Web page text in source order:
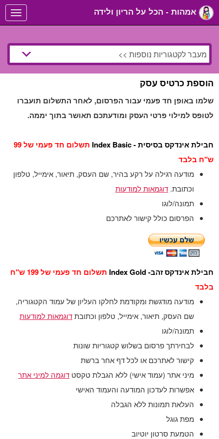
Toggle
navigation
הוספת כרטיס עסק
שלמו באופן חד פעמי עבור הפרסום, לאחר התשלום תועברו
לטופס למילוי פרטי העסק ומודעתכם תאושר בתוך יממה.
חבילת אינדקס בסיסית - Index Basic
תשלום חד פעמי של 99
ש"ח בלבד
מודעה רגילה על רקע בהיר, שם העסק, תיאור, אימייל, טלפון
וכתובת. דוגמאות למודעות
תמונה/לוגו
הפרסום כולל קישור לאתרכם
חבילת אינדקס זהב- Index Gold
תשלום חד פעמי של 199 ש"ח
בלבד
מודעה מודגשת ומקודמת לחלקו העליון של עמוד הקטגוריה,
שם העסק, תיאור, אימייל, טלפון וכתובתדוגמאות למודעות
תמונה/לוגו
לבחירתך פרסום בשלוש קטגוריות שונות
קישור לאתרכם או לכל דף אחר ברשת
מיני אתר (עמוד אישי) ללא הגבלת טקסט דוגמה למיני אתר
אפשרות לעדכון המודעה והעמוד האישי
העלאת תמונות ללא הגבלה
מפת גוגל
הטמעת סרטון יוטיוב